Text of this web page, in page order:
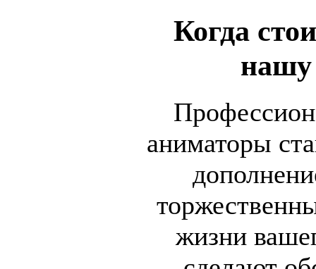
Когда
аниматоры
жизни